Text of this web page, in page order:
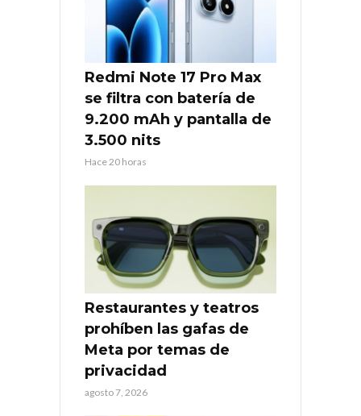
Redmi Note 17 Pro Max
se filtra con batería de
9.200 mAh y pantalla de
3.500 nits
Hace 20 horas
Restaurantes y teatros
prohíben las gafas de
Meta por temas de
privacidad
agosto 7, 2026